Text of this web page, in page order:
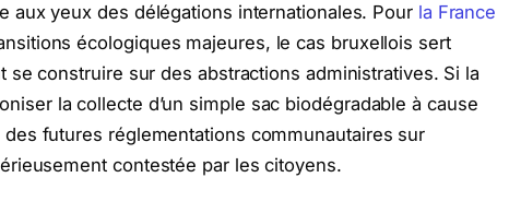
aux yeux des délégations internationales. Pour la France
écologiques majeures, le cas bruxellois sert
se construire sur des abstractions administratives. Si la
la collecte d’un simple sac biodégradable à cause
futures réglementations communautaires sur
contestée par les citoyens.